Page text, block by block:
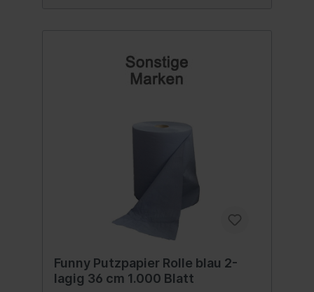
Funny Putzpapier Rolle blau 2-
lagig 36 cm 1.000 Blatt